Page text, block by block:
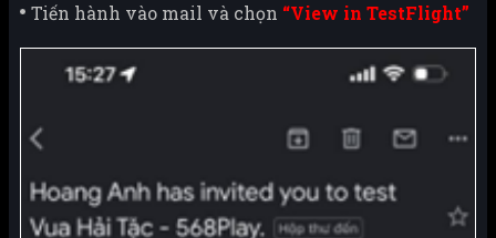
Tiến hành vào mail và chọn “View in TestFlight”